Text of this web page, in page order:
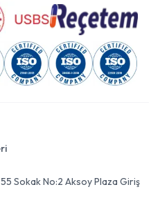
Sokak No:2 Aksoy Plaza Giriş